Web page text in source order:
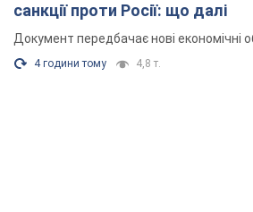
санкції проти Росії: що далі
Документ передбачає нові економічні
4 години тому 4,8 т.